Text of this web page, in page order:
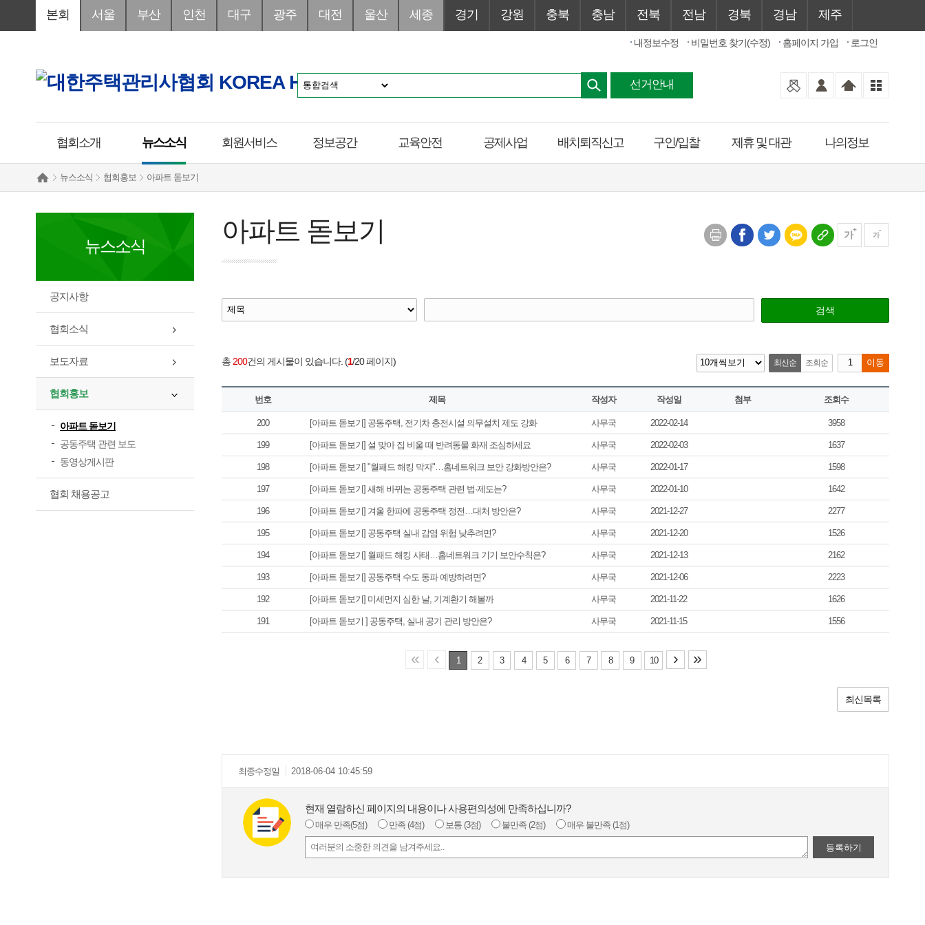
본회 서울 부산 인천 대구 광주 대전 울산 세종 경기 강원 충북 충남 전북 전남 경북 경남 제주
로그인
홈페이지 가입
비밀번호 찾기(수정)
내정보수정
선거안내
협회소개 뉴스소식 회원서비스 정보공간 교육안전 공제사업 배치퇴직신고 구인/입찰 제휴 및 대관 나의정보
뉴스소식 협회홍보 아파트 돋보기
뉴스소식
공지사항
협회소식
보도자료
협회홍보
아파트 돋보기
공동주택 관련 보도
동영상게시판
협회 채용공고
가 가
아파트 돋보기
검색
총 200건의 게시물이 있습니다. (1/20 페이지) 최신순 조회순 이동
번호 제목 작성자 작성일 첨부 조회수
200 [아파트 돋보기] 공동주택, 전기차 충전시설 의무설치 제도 강화 사무국 2022-02-14 3958
199 [아파트 돋보기] 설 맞아 집 비울 때 반려동물 화재 조심하세요 사무국 2022-02-03 1637
198 [아파트 돋보기] "월패드 해킹 막자"…홈네트워크 보안 강화방안은? 사무국 2022-01-17 1598
197 [아파트 돋보기] 새해 바뀌는 공동주택 관련 법·제도는? 사무국 2022-01-10 1642
196 [아파트 돋보기] 겨울 한파에 공동주택 정전…대처 방안은? 사무국 2021-12-27 2277
195 [아파트 돋보기] 공동주택 실내 감염 위험 낮추려면? 사무국 2021-12-20 1526
194 [아파트 돋보기] 월패드 해킹 사태…홈네트워크 기기 보안수칙은? 사무국 2021-12-13 2162
193 [아파트 돋보기] 공동주택 수도 동파 예방하려면? 사무국 2021-12-06 2223
192 [아파트 돋보기] 미세먼지 심한 날, 기계환기 해볼까 사무국 2021-11-22 1626
191 [아파트 돋보기 ] 공동주택, 실내 공기 관리 방안은? 사무국 2021-11-15 1556
« ‹ 1 2 3 4 5 6 7 8 9 10 › »
최신목록
최종수정일 2018-06-04 10:45:59
현재 열람하신 페이지의 내용이나 사용편의성에 만족하십니까?
매우 만족(5점) 만족 (4점) 보통 (3점) 불만족 (2점) 매우 불만족 (1점)
등록하기